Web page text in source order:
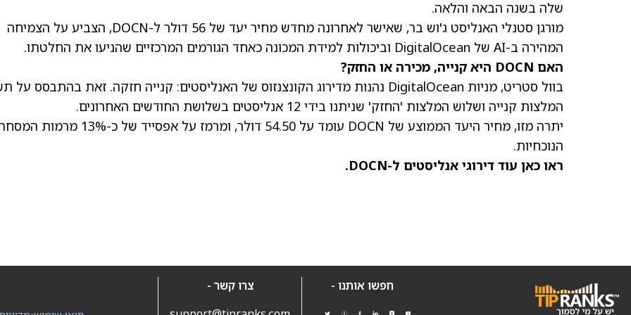
שלה בשנה הבאה והלאה.
מורגן סטנלי האנליסט ג'וש בר, שאישר לאחרונה מחדש מחיר יעד של 56 דולר ל-DOCN, הצביע על הצמיחה
המהירה ב-AI של DigitalOcean וביכולות למידת המכונה כאחד הגורמים המרכזיים שהניעו את החלטתו.
האם DOCN היא קנייה, מכירה או החזק?
בוול סטריט, מניות DigitalOcean
נהנות מדירוג הקונצנזוס של האנליסטים: קנייה חזקה. זאת בהתבסס על
המלצות קנייה ושלוש המלצות 'החזק' שניתנו בידי 12 אנליסטים בשלושת החודשים האחרונים.
יתרה מזו, מחיר היעד הממוצע של DOCN
עומד על 54.50 דולר, ומרמז על אפסייד של כ-13% מרמות המסחר
הנוכחיות.
ראו כאן עוד דירוגי אנליסטים ל-DOCN.
חפשו אותנו -
צרו קשר -